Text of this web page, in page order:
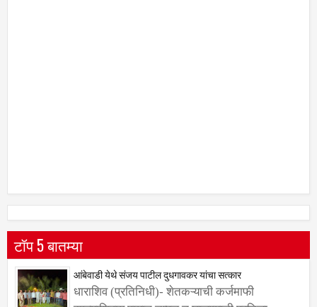
टॉप 5 बातम्या
आंबेवाडी येथे संजय पाटील दुधगावकर यांचा सत्कार
धाराशिव (प्रतिनिधी)- शेतकऱ्याची कर्जमाफी